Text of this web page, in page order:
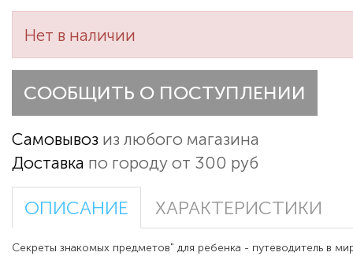
Нет в наличии
СООБЩИТЬ О ПОСТУПЛЕНИИ
Самовывоз из любого магазина
Доставка по городу от 300 руб
ОПИСАНИЕ ХАРАКТЕРИСТИКИ
Секреты знакомых предметов" для ребенка - путеводитель в